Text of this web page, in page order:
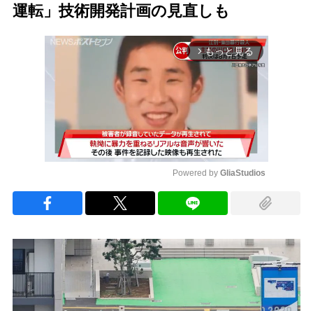
運転」技術開発計画の見直しも
arrow_forward_ios もっと見る
Powered by GliaStudios